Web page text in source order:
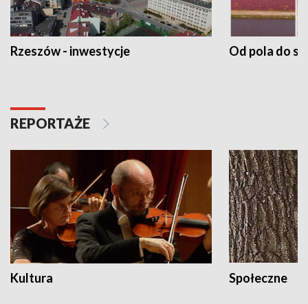
Rzeszów - inwestycje Od pola do
REPORTAŻE
Kultura Społeczne